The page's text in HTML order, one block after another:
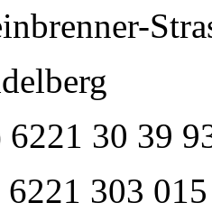
6221 30 39
303 015